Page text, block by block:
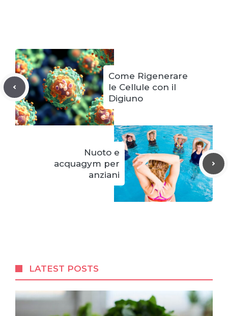
Come Rigenerare
le Cellule con il
Digiuno
Nuoto e
acquagym per
anziani
LATEST POSTS